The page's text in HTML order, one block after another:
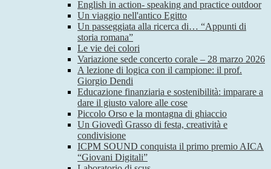
English in action- speaking and practice outdoor
Un viaggio nell'antico Egitto
Un passeggiata alla ricerca di… “Appunti di
storia romana”
Le vie dei colori
Variazione sede concerto corale – 28 marzo 2026
A lezione di logica con il campione: il prof.
Giorgio Dendi
Educazione finanziaria e sostenibilità: imparare a
dare il giusto valore alle cose
Piccolo Orso e la montagna di ghiaccio
Un Giovedì Grasso di festa, creatività e
condivisione
ICPM SOUND conquista il primo premio AICA
“Giovani Digitali”